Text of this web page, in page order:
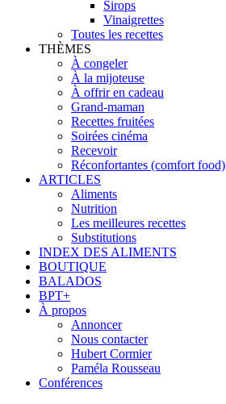
Sirops
Vinaigrettes
Toutes les recettes
THÈMES
À congeler
À la mijoteuse
À offrir en cadeau
Grand-maman
Recettes fruitées
Soirées cinéma
Recevoir
Réconfortantes (comfort food)
ARTICLES
Aliments
Nutrition
Les meilleures recettes
Substitutions
INDEX DES ALIMENTS
BOUTIQUE
BALADOS
BPT+
À propos
Annoncer
Nous contacter
Hubert Cormier
Paméla Rousseau
Conférences